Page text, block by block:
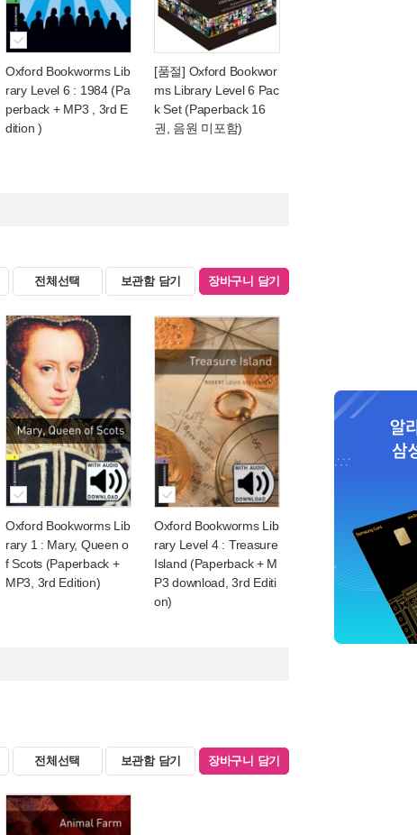
Oxford Bookworms Lib
rary Level 6 : 1984 (Pa
perback + MP3 , 3rd E
dition )
[품절] Oxford Bookwor
ms Library Level 6 Pac
k Set (Paperback 16
권, 음원 미포함)
전체선택 보관함 담기 장바구니 담기
Oxford Bookworms Lib
rary 1 : Mary, Queen o
f Scots (Paperback +
MP3, 3rd Edition)
Oxford Bookworms Lib
rary Level 4 : Treasure
Island (Paperback + M
P3 download, 3rd Editi
on)
전체선택 보관함 담기 장바구니 담기